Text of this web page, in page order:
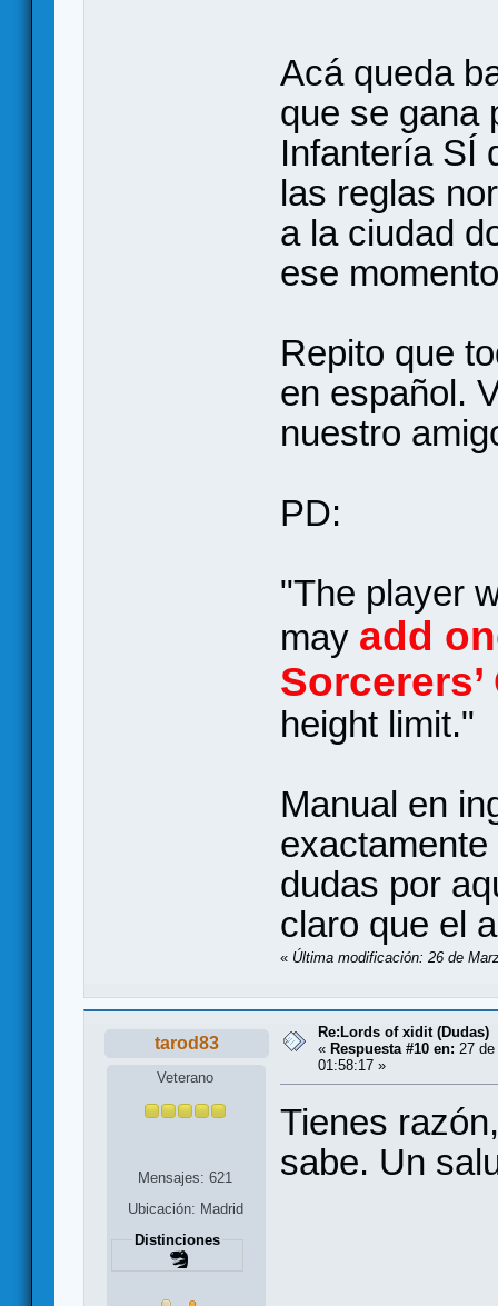
Acá queda
que se gana
Infantería SÍ
las reglas
a la ciudad
ese
Repito que
en español.
nuestro
PD:
"The player
may add
height limit."
Manual en
dudas por
claro que el
« Última modificación: 26 de
tarod83
Veterano
Mensajes: 621
Ubicación: Madrid
Distinciones
Re:Lords of xidit (Dudas)
« Respuesta #10 en: 27
01:58:17 »
Tienes
sabe. Un